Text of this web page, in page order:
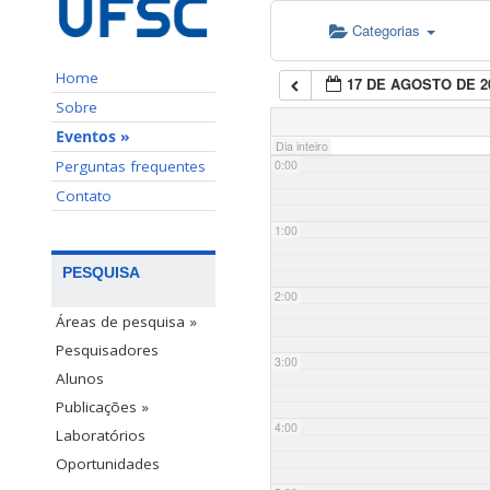
Home
Sobre
Eventos »
Perguntas frequentes
Contato
PESQUISA
Áreas de pesquisa »
Pesquisadores
Alunos
Publicações »
Laboratórios
Oportunidades
Categorias
17 DE AGOSTO DE
Dia inteiro
0:00
1:00
2:00
3:00
4:00